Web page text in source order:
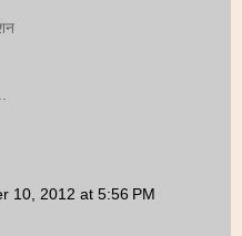
10, 2012 at 5:56 PM